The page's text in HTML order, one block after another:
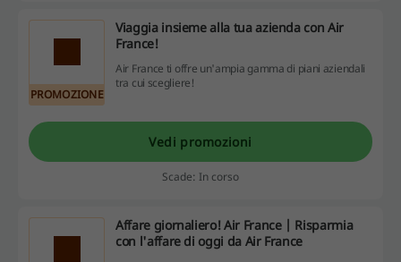
PROMOZIONE
Viaggia insieme alla tua azienda con Air
France!
Air France ti offre un'ampia gamma di piani aziendali
tra cui scegliere!
Vedi promozioni
Scade: In corso
Affare giornaliero! Air France | Risparmia
con l'affare di oggi da Air France